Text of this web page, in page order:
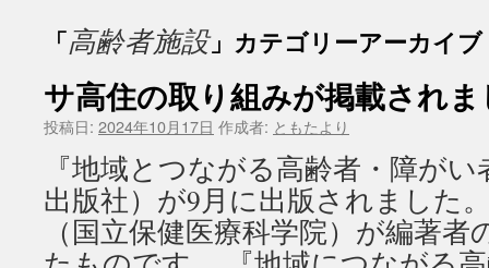
「高齢者施設」カテゴリーアーカイブ
サ高住の取り組みが掲載され
投稿日: 2024年10月17日 作成者: ともたより
『地域とつながる高齢者・障が
出版社）が9月に出版されました
（国立保健医療科学院）が編著